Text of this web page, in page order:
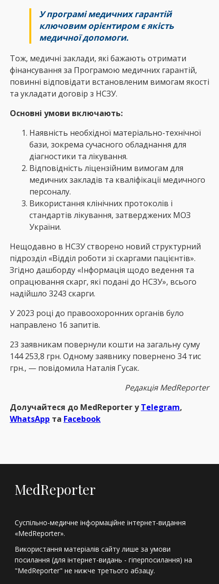
У програмі медичних гарантій
ключовим орієнтиром є якість
медичної допомоги.
Тож, медичні заклади, які бажають отримати
фінансування за Програмою медичних гарантій,
повинні відповідати встановленим вимогам якості
та укладати договір з НСЗУ.
Основні умови включають:
Наявність необхідної матеріально-технічної
бази, зокрема сучасного обладнання для
діагностики та лікування.
Відповідність ліцензійним вимогам для
медичних закладів та кваліфікації медичного
персоналу.
Використання клінічних протоколів і
стандартів лікування, затверджених МОЗ
України.
Нещодавно в НСЗУ створено новий структурний
підрозділ «Відділ роботи зі скаргами пацієнтів».
Згідно дашборду «Інформація щодо ведення та
опрацювання скарг, які подані до НСЗУ», всього
надійшло 3243 скарги.
У 2023 році до правоохоронних органів було
направлено 16 запитів.
23 заявникам повернули кошти на загальну суму
144 253,8 грн. Одному заявнику повернено 34 тис
грн., — повідомила Наталія Гусак.
Редакція MedReporter
Долучайтеся до MedReрorter уTelegram,
WhatsApp та Facebook
MedReporter
Суспільно-медичне інформаційне інтернет-видання
«MedReporter».
Використання матеріалів сайту лише за умови
посилання (для інтернет-видань - гіперпосилання) на
"MedReporter" не нижче третього абзацу.